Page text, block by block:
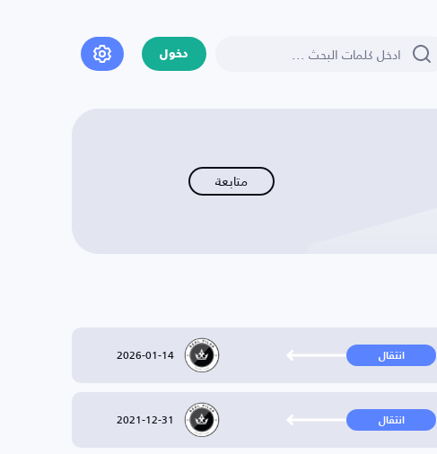
دخول
متابعة
انتقال 2026-01-14
انتقال 2021-12-31